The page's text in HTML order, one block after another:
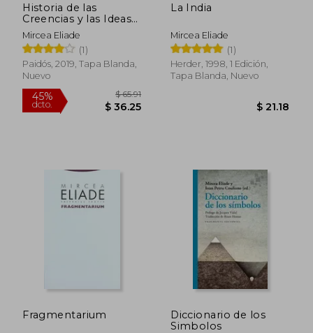
Historia de las
Creencias y las Ideas
Religiosas (i)
Mircea Eliade
(1)
Paidós, 2019, Tapa Blanda,
Nuevo
La India
Mircea Eliade
(1)
Herder, 1998, 1 Edición,
Tapa Blanda, Nuevo
Fragmentarium
Diccionario de los
Simbolos